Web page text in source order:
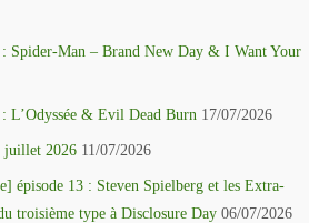
: Spider-Man – Brand New Day & I Want Your
L’Odyssée & Evil Dead Burn 17/07/2026
juillet 2026 11/07/2026
épisode 13 : Steven Spielberg et les Extra-
troisième type à Disclosure Day 06/07/2026